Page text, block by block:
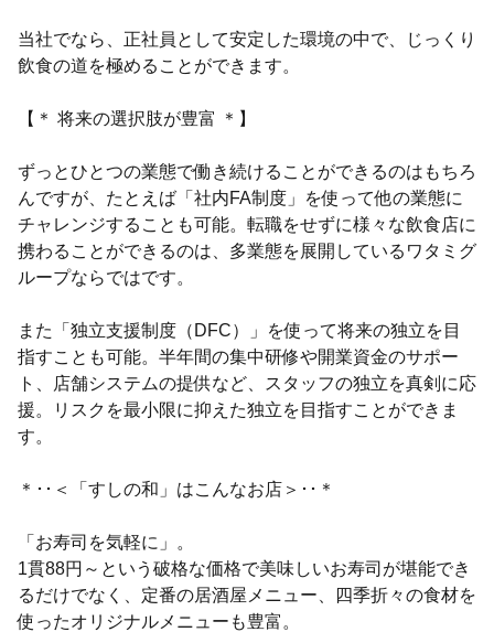
当社でなら、正社員として安定した環境の中で、じっくり
飲食の道を極めることができます。
【＊ 将来の選択肢が豊富 ＊】
ずっとひとつの業態で働き続けることができるのはもちろ
んですが、たとえば「社内FA制度」を使って他の業態に
チャレンジすることも可能。転職をせずに様々な飲食店に
携わることができるのは、多業態を展開しているワタミグ
ループならではです。
また「独立支援制度（DFC）」を使って将来の独立を目
指すことも可能。半年間の集中研修や開業資金のサポー
ト、店舗システムの提供など、スタッフの独立を真剣に応
援。リスクを最小限に抑えた独立を目指すことができま
す。
＊･･＜「すしの和」はこんなお店＞･･＊
「お寿司を気軽に」。
1貫88円～という破格な価格で美味しいお寿司が堪能でき
るだけでなく、定番の居酒屋メニュー、四季折々の食材を
使ったオリジナルメニューも豊富。